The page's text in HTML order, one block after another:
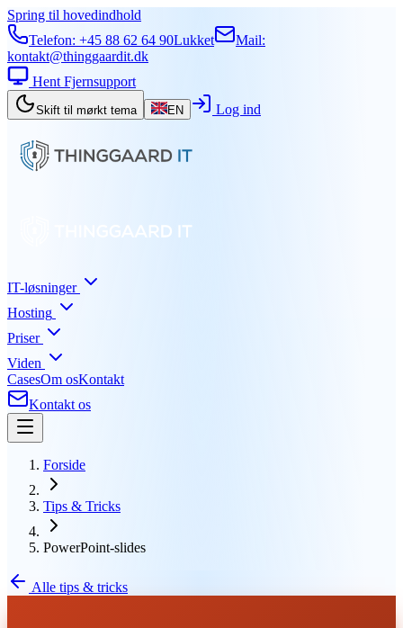
Spring til hovedindhold
Telefon: +45 88 62 64 90Lukket
Mail:
kontakt@thinggaardit.dk
Hent Fjernsupport
Skift til mørkt tema EN Log ind
IT-løsninger
Hosting
Priser
Viden
CasesOm osKontakt
Kontakt os
Forside
Tips & Tricks
PowerPoint-slides
Alle tips & tricks